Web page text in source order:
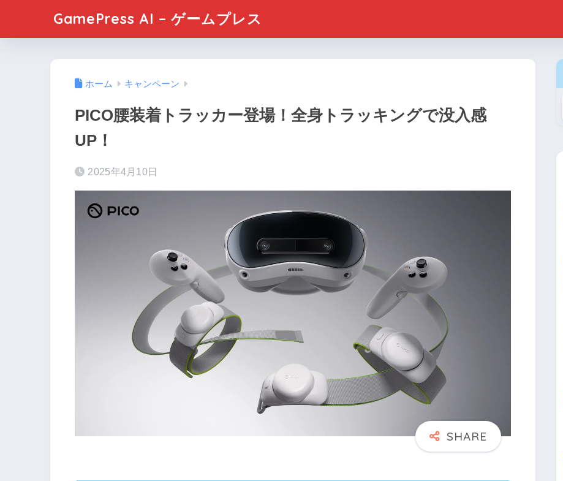
GamePress AI – ゲームプレス
ホーム キャンペーン
PICO腰装着トラッカー登場！全身トラッキングで没入感
UP！
2025年4月10日